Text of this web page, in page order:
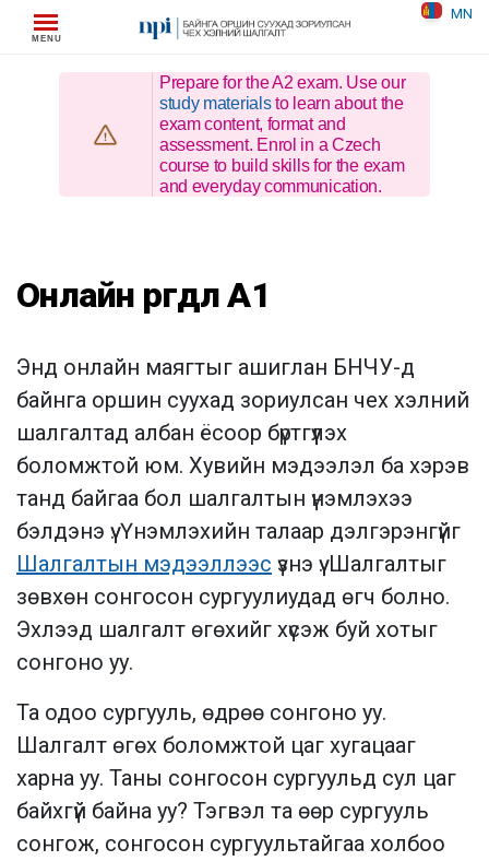
MN
Prepare for the A2 exam. Use our
study materialsto learn about the
exam content, format and
assessment. Enrol in a Czech
course to build skills for the exam
and everyday communication.
Онлайн өргөдөл A1
Энд онлайн маягтыг ашиглан БНЧУ-д
байнга оршин суухад зориулсан чех хэлний
шалгалтад албан ёсоор бүртгүүлэх
боломжтой юм. Хувийн мэдээлэл ба хэрэв
танд байгаа бол шалгалтын үнэмлэхээ
бэлдэнэ үү. Үнэмлэхийн талаар дэлгэрэнгүйг
Шалгалтын мэдээллээс үзнэ үү. Шалгалтыг
зөвхөн сонгосон сургуулиудад өгч болно.
Эхлээд шалгалт өгөхийг хүсэж буй хотыг
сонгоно уу.
Та одоо сургууль, өдрөө сонгоно уу.
Шалгалт өгөх боломжтой цаг хугацааг
харна уу. Таны сонгосон сургуульд сул цаг
байхгүй байна уу? Тэгвэл та өөр сургууль
сонгож, сонгосон сургуультайгаа холбоо